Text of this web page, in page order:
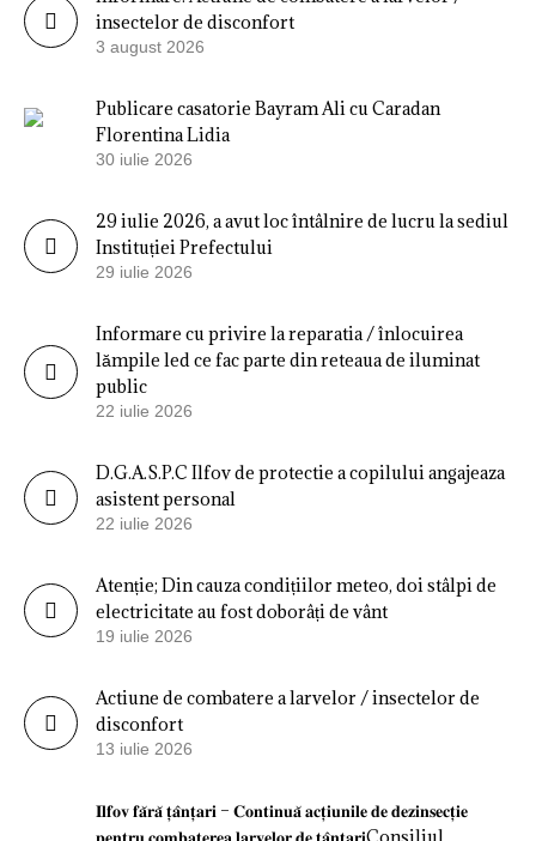
insectelor de disconfort
3 august 2026
Publicare casatorie Bayram Ali cu Caradan
Florentina Lidia
30 iulie 2026
29 iulie 2026, a avut loc întâlnire de lucru la sediul
Instituției Prefectului
29 iulie 2026
Informare cu privire la reparatia / înlocuirea
lămpile led ce fac parte din reteaua de iluminat
public
22 iulie 2026
D.G.A.S.P.C Ilfov de protectie a copilului angajeaza
asistent personal
22 iulie 2026
Atenție; Din cauza condițiilor meteo, doi stâlpi de
electricitate au fost doborâți de vânt
19 iulie 2026
Actiune de combatere a larvelor / insectelor de
disconfort
13 iulie 2026
𝐈𝐥𝐟𝐨𝐯 𝐟𝐚̆𝐫𝐚̆ 𝐭̦𝐚̂𝐧𝐭̦𝐚𝐫𝐢 – 𝐂𝐨𝐧𝐭𝐢𝐧𝐮𝐚̆ 𝐚𝐜𝐭̦𝐢𝐮𝐧𝐢𝐥𝐞 𝐝𝐞 𝐝𝐞𝐳𝐢𝐧𝐬𝐞𝐜𝐭̦𝐢𝐞
𝐩𝐞𝐧𝐭𝐫𝐮 𝐜𝐨𝐦𝐛𝐚𝐭𝐞𝐫𝐞𝐚 𝐥𝐚𝐫𝐯𝐞𝐥𝐨𝐫 𝐝𝐞 𝐭̦𝐚̂𝐧𝐭̦𝐚𝐫𝐢Consiliul